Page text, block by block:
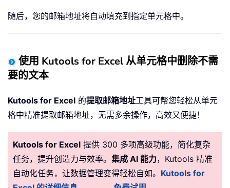
随后，您的邮箱地址将自动填充到指定单元格中。
使用 Kutools for Excel 从单元格中删除不需
要的文本
Kutools for Excel 的提取邮箱地址工具可帮您轻松从单元
格中精准提取邮箱地址，无需多余操作，高效又便捷！
Kutools for Excel 提供 300 多项高级功能，简化复杂
任务，提升创造力与效率。 集成 AI 能力，Kutools 精准
自动化任务，让数据管理变得轻松自如。 Kutools for